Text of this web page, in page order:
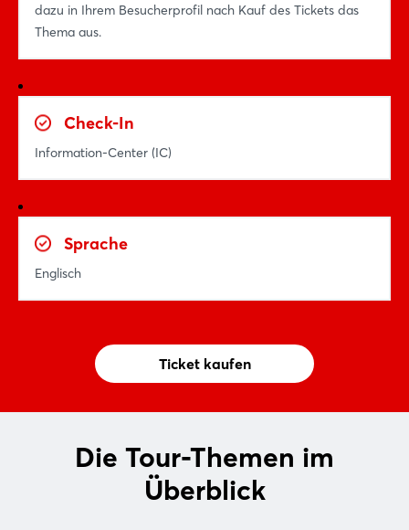
dazu in Ihrem Besucherprofil nach Kauf des Tickets das
Thema aus.
Check-In
Information-Center (IC)
Sprache
Englisch
Ticket kaufen
Die Tour-Themen im
Überblick